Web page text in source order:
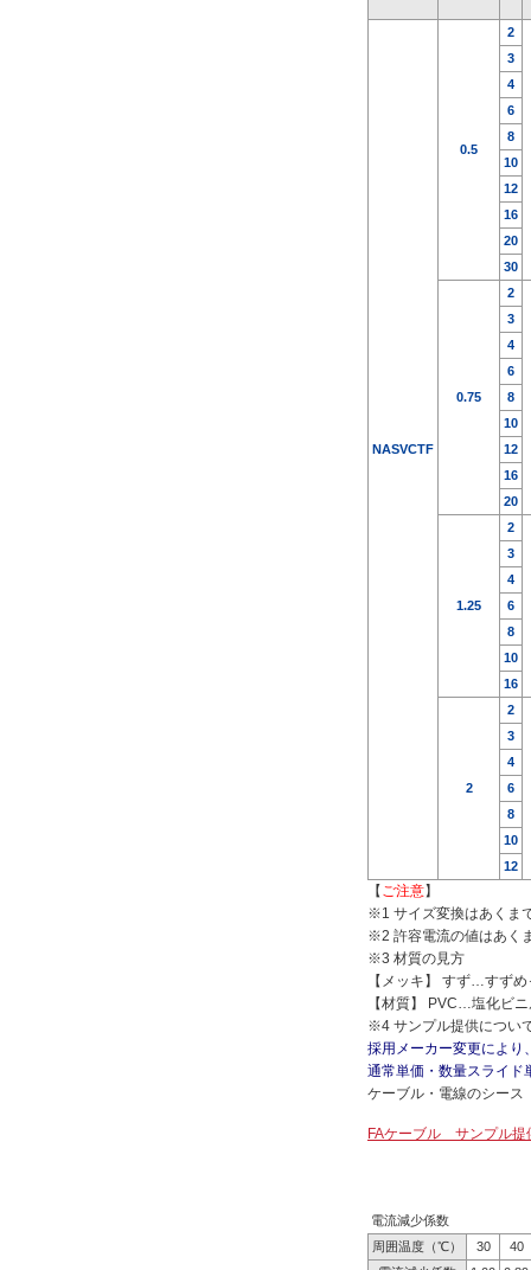
NASVCTF
0.5
2
3
4
6
8
10
12
16
20
30
0.75
2
3
4
6
8
10
12
16
20
1.25
2
3
4
6
8
10
16
2
2
3
4
6
8
10
12
【 ご注意】
※1 サイズ変換はあくま
※2 許容電流の値はあく
※3 材質の見方
【メッキ】 すず…すず
【材質】 PVC…塩化ビ
※4 サンプル提供につい
採用メーカー変更により
通常単価・数量スライド
ケーブル・電線のシース
FAケーブル サンプル提
電流減少係数
周囲温度（℃）
30
40